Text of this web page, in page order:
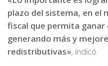
plazo del sistema, en el
fiscal que permita
generando más y
redistributivas», indicó.